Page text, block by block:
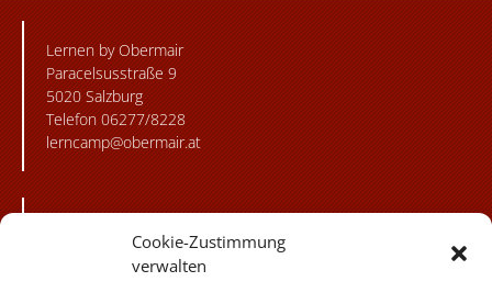
Cookie-Zustimmung
verwalten
Lernen by Obermair
Paracelsusstraße 9
5020 Salzburg
Telefon 06277/8228
lerncamp@obermair.at
flickr Fotogalerie!